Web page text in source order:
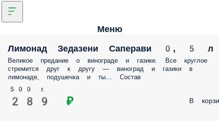
Меню
Лимонад Зедазени Саперави 0, 5 л
Великое предание о винограде и газике. Все круглое
стремится друг к другу — виноград и газики в
лимонаде, подушечка и ты… Состав
500 г.
289 ₽ В